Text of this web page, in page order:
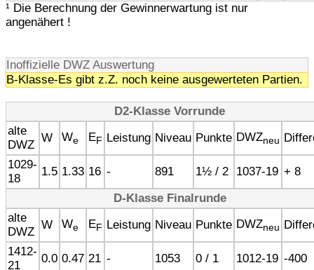
¹ Die Berechnung der Gewinnerwartung ist nur
angenähert !
Inoffizielle DWZ Auswertung
B-Klasse-Es gibt z.Z. noch keine ausgewerteten Partien.
D2-Klasse Vorrunde
alte
DWZ
W We EF Leistung Niveau Punkte DWZneu
1029-
18
1.5 1.33 16 - 891 1½ / 2 1037-19 + 8
D-Klasse Finalrunde
alte
DWZ
W We EF Leistung Niveau Punkte DWZneu
1412-
21
0.0 0.47 21 - 1053 0 / 1 1012-19 -400